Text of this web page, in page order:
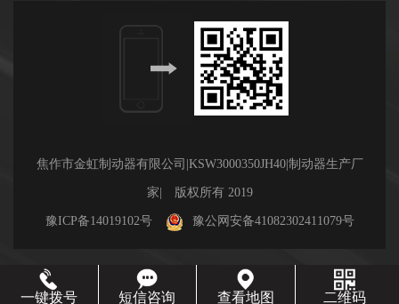
焦作市金虹制动器有限公司|KSW3000350JH40|制动器生产厂
家| 版权所有 2019
豫ICP备14019102号 豫公网安备41082302411079号
一键拨号 短信咨询 查看地图 二维码